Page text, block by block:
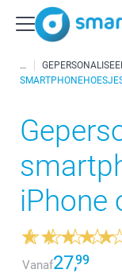
iPhone
Vanaf27,99